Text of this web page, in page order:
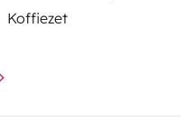
Koffiezet